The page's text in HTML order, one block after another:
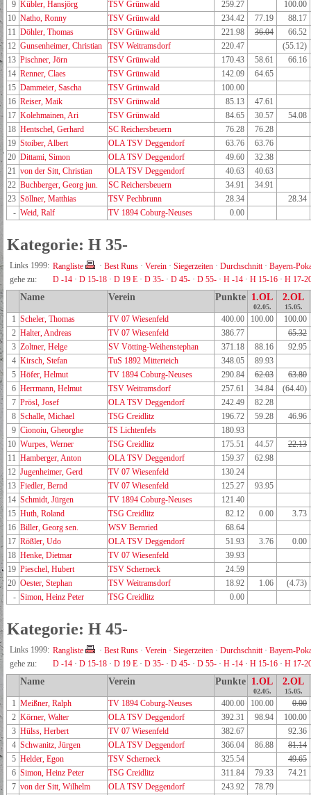
9 Kübler, Hansjörg TSV Grünwald 259.27
100.00
10 Natho, Ronny TSV Grünwald 234.42 77.19
88.17
11 Döhler, Thomas TSV Grünwald 221.98 36.04
66.52
12 Gunsenheimer, Christian TSV Weitramsdorf 220.47
(55.12)
13 Pischner, Jörn TSV Grünwald 170.43 58.61
66.16
14 Renner, Claes TSV Grünwald 142.09
64.65
15 Dammeier, Sascha TSV Grünwald
100.00
16 Reiser, Maik TSV Grünwald 85.13
47.61
17 Kolehmainen, Ari TSV Grünwald 84.65 30.57
54.08
18 Hentschel, Gerhard SC Reichersbeuern 76.28
76.28
19 Stoiber, Albert OLA TSV Deggendorf 63.76
63.76
20 Dittami, Simon OLA TSV Deggendorf 49.60
32.38
21 von der Sitt, Christian OLA TSV Deggendorf 40.63
40.63
22 Buchberger, Georg jun. SC Reichersbeuern 34.91
34.91
23 Söllner, Matthias TSV Pechbrunn 28.34
28.34
- Weid, Ralf TV 1894 Coburg-Neuses 0.00
Kategorie: H 35-
Links 1999: Rangliste · Best Runs · Verein · Siegerzeiten · Durchschnitt· Bayern-
gehe zu:
D -14 · D 15-18 · D 19 E · D 35- · D 45- · D 55- · H -14 · H 15-16 · H 17-
Name Verein Punkte 1.OL
02.05.
2.OL
15.05.
1 Scheler, Thomas TV 07 Wiesenfeld 400.00 100.00
100.00
2 Halter, Andreas TV 07 Wiesenfeld 386.77
65.32
3 Zoltner, Helge SV Vötting-Weihenstephan 371.18 88.16
92.95
4 Kirsch, Stefan TuS 1892 Mitterteich 348.05
89.93
5 Höfer, Helmut TV 1894 Coburg-Neuses 290.84 62.03
63.80
6 Herrmann, Helmut TSV Weitramsdorf 257.61 34.84
(64.40)
7 Prösl, Josef OLA TSV Deggendorf 242.49
82.28
8 Schalle, Michael TSG Creidlitz 196.72 59.28
46.96
9 Cionoiu, Gheorghe TS Lichtenfels
180.93
10 Wurpes, Werner TSG Creidlitz 175.51 44.57
22.13
11 Hamberger, Anton OLA TSV Deggendorf 159.37
62.98
12 Jugenheimer, Gerd TV 07 Wiesenfeld
130.24
13 Fiedler, Bernd TV 07 Wiesenfeld 125.27
93.95
14 Schmidt, Jürgen TV 1894 Coburg-Neuses
121.40
15 Huth, Roland TSG Creidlitz 82.12 0.00
3.73
16 Biller, Georg sen. WSV Bernried
68.64
17 Rößler, Udo OLA TSV Deggendorf 51.93 3.76
0.00
18 Henke, Dietmar TV 07 Wiesenfeld
39.93
19 Pieschel, Hubert TSV Scherneck
24.59
20 Oester, Stephan TSV Weitramsdorf 18.92 1.06
(4.73)
- Simon, Heinz Peter TSG Creidlitz 0.00
Kategorie: H 45-
Links 1999: Rangliste · Best Runs · Verein · Siegerzeiten · Durchschnitt· Bayern-
gehe zu:
D -14 · D 15-18 · D 19 E · D 35- · D 45- · D 55- · H -14 · H 15-16 · H 17-
Name Verein Punkte 1.OL
02.05.
2.OL
15.05.
1 Meißner, Ralph TV 1894 Coburg-Neuses 400.00 100.00
0.00
2 Körner, Walter OLA TSV Deggendorf 392.31 98.94
100.00
3 Hülss, Herbert TV 07 Wiesenfeld 382.67
92.36
4 Schwanitz, Jürgen OLA TSV Deggendorf 366.04 86.88
81.14
5 Helder, Egon TSV Scherneck 325.54
49.65
6 Simon, Heinz Peter TSG Creidlitz 311.84 79.33
74.21
7 von der Sitt, Wilhelm OLA TSV Deggendorf 243.92
78.79